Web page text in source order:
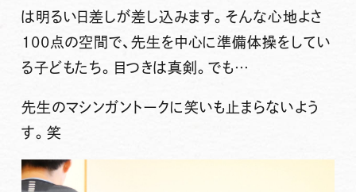
は明るい日差しが差し込みます。そんな心地よさ
100点の空間で、先生を中心に準備体操をしてい
る子どもたち。目つきは真剣。でも…
先生のマシンガントークに笑いも止まらないよう
す。笑